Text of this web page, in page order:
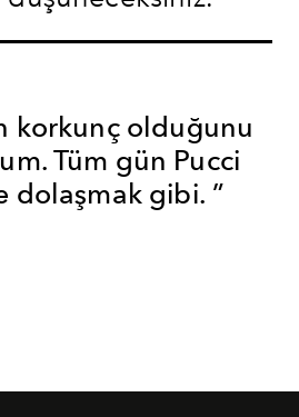
korkunç olduğunu
Tüm gün Pucci
dolaşmak gibi. ”